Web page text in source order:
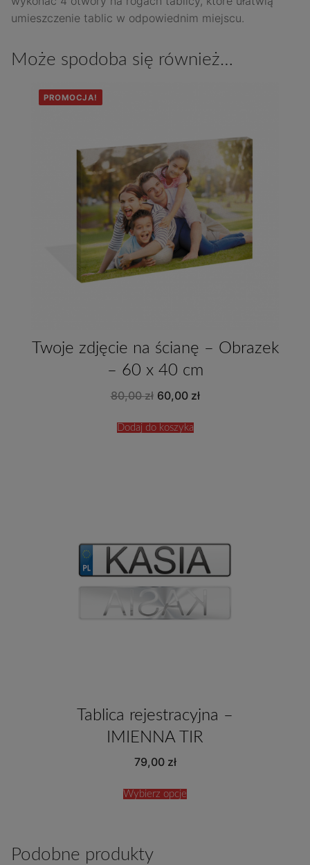
umieszczenie tablic w odpowiednim miejscu.
Może spodoba się również…
PROMOCJA!
Twoje zdjęcie na ścianę – Obrazek
– 60 x 40 cm
80,00zł Pierwotna
cena
80,00 zł.
60,00 złAktualna
Dodaj do koszyka
Tablica rejestracyjna –
IMIENNA TIR
79,00 zł
Wybierz opcje
Podobne produkty